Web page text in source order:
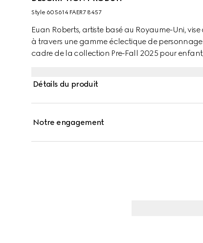
Style ‎605614 FAER7 8457
Euan Roberts, artiste basé au Royaume-Uni,
à travers une gamme éclectique de
cadre de la collection Pre-Fall 2025 pour
Détails du produit
Notre engagement